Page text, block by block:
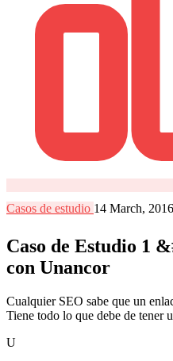
🇪🇸 ES
🇫🇷 FR
Casos de estudio 14 March, 2016
Caso de Estudio 1
con Unancor
Cualquier SEO sabe que un
Tiene todo lo que debe de tener
U